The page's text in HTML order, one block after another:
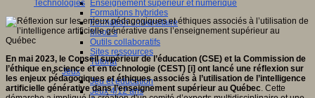
Enseignement supérieur et numérique
Formations hybrides
Formation universitaire
Mooc’s
Outils collaboratifs
Sites ressources
Tutorat
Jeux
Jeu et éducation
Jeux 4/12 ans
Technologies
En mai 2023, le Conseil supérieur de l’éducation (CSE) et la Commission de
l’éthique en science et en technologie (CEST) [i] ont lancé une réflexion sur
les enjeux pédagogiques et éthiques associés à l’utilisation de l’intelligence
artificielle générative dans l’enseignement supérieur au Québec. Cette